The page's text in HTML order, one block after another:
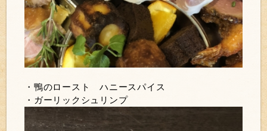
・鴨のロースト ハニースパイス
・ガーリックシュリンプ